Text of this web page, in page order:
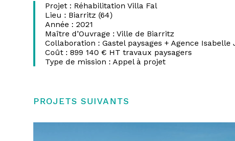
Projet : Réhabilitation Villa Fal
Lieu : Biarritz (64)
Année : 2021
Maître d’Ouvrage : Ville de Biarritz
Collaboration : Gastel paysages + Agence
Coût : 899 140 € HT travaux paysagers
Type de mission : Appel à projet
PROJETS SUIVANTS